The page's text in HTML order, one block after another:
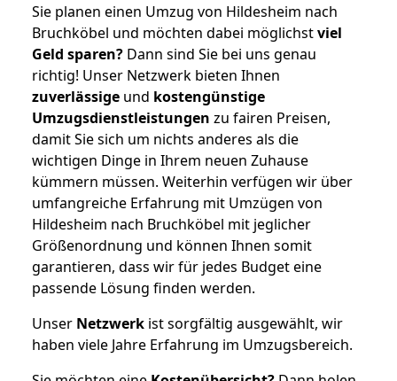
Sie planen einen Umzug von Hildesheim nach
Bruchköbel und möchten dabei möglichstviel
Geld sparen? Dann sind Sie bei uns genau
richtig! Unser Netzwerk bieten Ihnen
zuverlässige und kostengünstige
Umzugsdienstleistungen zu fairen Preisen,
damit Sie sich um nichts anderes als die
wichtigen Dinge in Ihrem neuen Zuhause
kümmern müssen. Weiterhin verfügen wir über
umfangreiche Erfahrung mit Umzügen von
Hildesheim nach Bruchköbel mit jeglicher
Größenordnung und können Ihnen somit
garantieren, dass wir für jedes Budget eine
passende Lösung finden werden.
Unser Netzwerk ist sorgfältig ausgewählt, wir
haben viele Jahre Erfahrung im Umzugsbereich.